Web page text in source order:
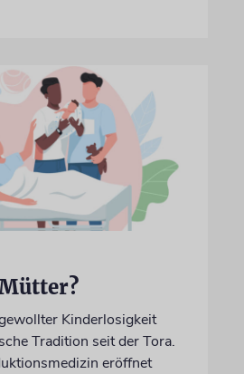
Kinderlosigkeit
Tradition seit der Tora.
eröffnet